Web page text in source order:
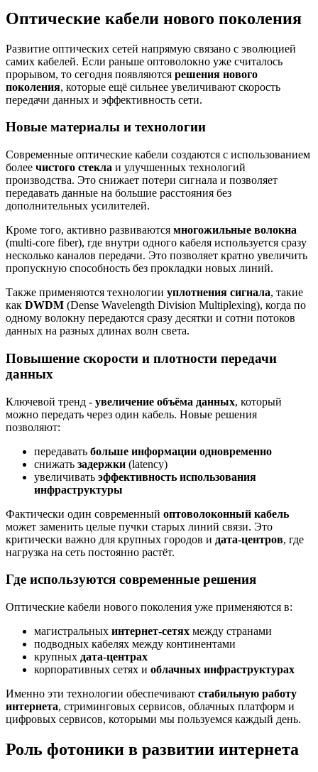
Оптические кабели нового поколения
Развитие оптических сетей напрямую связано с эволюцией
самих кабелей. Если раньше оптоволокно уже считалось
прорывом, то сегодня появляются решения нового
поколения, которые ещё сильнее увеличивают скорость
передачи данных и эффективность сети.
Новые материалы и технологии
Современные оптические кабели создаются с использованием
более чистого стекла и улучшенных технологий
производства. Это снижает потери сигнала и позволяет
передавать данные на большие расстояния без
дополнительных усилителей.
Кроме того, активно развиваются многожильные волокна
(multi-core fiber), где внутри одного кабеля используется сразу
несколько каналов передачи. Это позволяет кратно увеличить
пропускную способность без прокладки новых линий.
Также применяются технологии уплотнения сигнала, такие
как DWDM (Dense Wavelength Division Multiplexing), когда по
одному волокну передаются сразу десятки и сотни потоков
данных на разных длинах волн света.
Повышение скорости и плотности передачи
данных
Ключевой тренд - увеличение объёма данных, который
можно передать через один кабель. Новые решения
позволяют:
передавать больше информации одновременно
снижать задержки (latency)
увеличивать эффективность использования
инфраструктуры
Фактически один современный оптоволоконный кабель
может заменить целые пучки старых линий связи. Это
критически важно для крупных городов и дата-центров, где
нагрузка на сеть постоянно растёт.
Где используются современные решения
Оптические кабели нового поколения уже применяются в:
магистральных интернет-сетях между странами
подводных кабелях между континентами
крупных дата-центрах
корпоративных сетях и облачных инфраструктурах
Именно эти технологии обеспечивают стабильную работу
интернета, стриминговых сервисов, облачных платформ и
цифровых сервисов, которыми мы пользуемся каждый день.
Роль фотоники в развитии интернета